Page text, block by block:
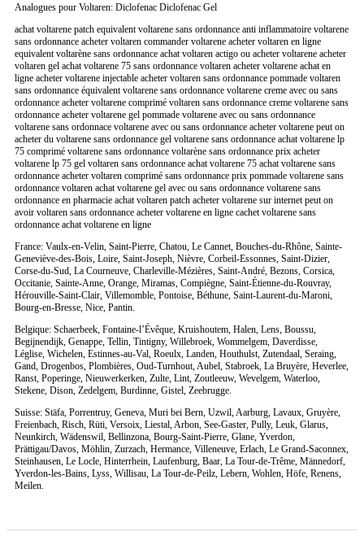
Analogues pour Voltaren: Diclofenac Diclofenac Gel
achat voltarene patch equivalent voltarene sans ordonnance anti inflammatoire voltarene
sans ordonnance acheter voltaren commander voltarene acheter voltaren en ligne
equivalent voltarène sans ordonnance achat voltaren actigo ou acheter voltarene acheter
voltaren gel achat voltarene 75 sans ordonnance voltaren acheter voltarene achat en
ligne acheter voltarene injectable acheter voltaren sans ordonnance pommade voltaren
sans ordonnance équivalent voltarene sans ordonnance voltarene creme avec ou sans
ordonnance acheter voltarene comprimé voltaren sans ordonnance creme voltarene sans
ordonnance acheter voltarene gel pommade voltarene avec ou sans ordonnance
voltarene sans ordonnace voltarene avec ou sans ordonnance acheter voltarene peut on
acheter du voltarene sans ordonnance gel voltarene sans ordonnance achat voltarene lp
75 comprimé voltarene sans ordonnance voltarène sans ordonnance prix acheter
voltarene lp 75 gel voltaren sans ordonnance achat voltarene 75 achat voltarene sans
ordonnance acheter voltaren comprimé sans ordonnance prix pommade voltarene sans
ordonnance voltaren achat voltarene gel avec ou sans ordonnance voltarene sans
ordonnance en pharmacie achat voltaren patch acheter voltarene sur internet peut on
avoir voltaren sans ordonnance acheter voltarene en ligne cachet voltarene sans
ordonnance achat voltarene en ligne
France: Vaulx-en-Velin, Saint-Pierre, Chatou, Le Cannet, Bouches-du-Rhône, Sainte-
Geneviève-des-Bois, Loire, Saint-Joseph, Nièvre, Corbeil-Essonnes, Saint-Dizier,
Corse-du-Sud, La Courneuve, Charleville-Mézières, Saint-André, Bezons, Corsica,
Occitanie, Sainte-Anne, Orange, Miramas, Compiègne, Saint-Étienne-du-Rouvray,
Hérouville-Saint-Clair, Villemomble, Pontoise, Béthune, Saint-Laurent-du-Maroni,
Bourg-en-Bresse, Nice, Pantin.
Belgique: Schaerbeek, Fontaine-l’Évêque, Kruishoutem, Halen, Lens, Boussu,
Begijnendijk, Genappe, Tellin, Tintigny, Willebroek, Wommelgem, Daverdisse,
Léglise, Wichelen, Estinnes-au-Val, Roeulx, Landen, Houthulst, Zutendaal, Seraing,
Gand, Drogenbos, Plombières, Oud-Turnhout, Aubel, Stabroek, La Bruyère, Heverlee,
Ranst, Poperinge, Nieuwerkerken, Zulte, Lint, Zoutleeuw, Wevelgem, Waterloo,
Stekene, Dison, Zedelgem, Burdinne, Gistel, Zeebrugge.
Suisse: Stäfa, Porrentruy, Geneva, Muri bei Bern, Uzwil, Aarburg, Lavaux, Gruyère,
Freienbach, Risch, Rüti, Versoix, Liestal, Arbon, See-Gaster, Pully, Leuk, Glarus,
Neunkirch, Wädenswil, Bellinzona, Bourg-Saint-Pierre, Glane, Yverdon,
Prättigau/Davos, Möhlin, Zurzach, Hermance, Villeneuve, Erlach, Le Grand-Saconnex,
Steinhausen, Le Locle, Hinterrhein, Laufenburg, Baar, La Tour-de-Trême, Männedorf,
Yverdon-les-Bains, Lyss, Willisau, La Tour-de-Peilz, Lebern, Wohlen, Höfe, Renens,
Meilen.